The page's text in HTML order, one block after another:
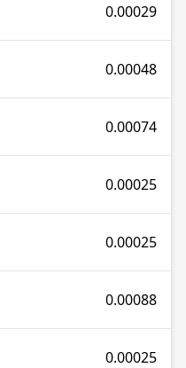
0.00029
0.00048
0.00074
0.00025
0.00025
0.00088
0.00025